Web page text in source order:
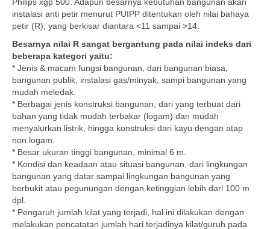
instalasi anti petir menurut PUIPP ditentukan oleh nilai bahaya
petir (R), yang berkisar diantara <11 sampai >14.
Besarnya nilai R sangat bergantung pada nilai indeks dari
beberapa kategori yaitu:
* Jenis & macam fungsi bangunan, dari bangunan biasa,
bangunan publik, instalasi gas/minyak, sampi bangunan yang
mudah meledak.
* Berbagai jenis konstruksi bangunan, dari yang terbuat dari
bahan yang tidak mudah terbakar (logam) dan mudah
menyalurkan listrik, hingga konstruksi dari kayu dengan atap
non logam.
* Besar ukuran tinggi bangunan, minimal 6 m.
* Kondisi dan keadaan atau situasi bangunan, dari lingkungan
bangunan yang datar sampai lingkungan bangunan yang
berbukit atau pegunungan dengan ketinggian lebih dari 100 m
dpl.
* Pengaruh jumlah kilat yang terjadi, hal ini dilakukan dengan
melakukan pencatatan jumlah hari terjadinya kilat/guruh pada